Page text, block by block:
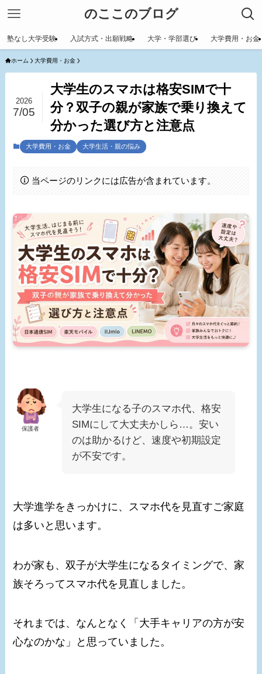
のここのブログ
塾なし大学受験 入試方式・出願戦略 大学・学部選び 大学費用・お金
ホーム 大学費用・お金
大学生のスマホは格安SIMで十
分？双子の親が家族で乗り換えて
分かった選び方と注意点
2026
7/05
大学費用・お金 大学生活・親の悩み
当ページのリンクには広告が含まれています。
保護者
大学生になる子のスマホ代、格安
SIMにして大丈夫かしら…。安い
のは助かるけど、速度や初期設定
が不安です。
大学進学をきっかけに、スマホ代を見直すご家庭
は多いと思います。
わが家も、双子が大学生になるタイミングで、家
族そろってスマホ代を見直しました。
それまでは、なんとなく「大手キャリアの方が安
心なのかな」と思っていました。